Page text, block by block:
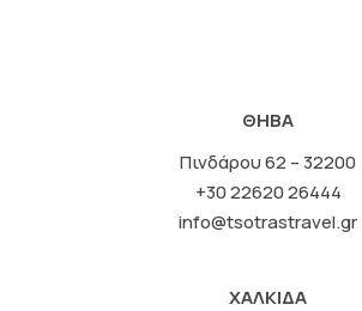
ΘΗΒΑ
Πινδάρου 62 – 32200
+30 22620 26444
info@tsotrastravel.gr
ΧΑΛΚΙΔΑ